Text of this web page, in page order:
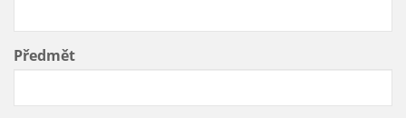
Předmět